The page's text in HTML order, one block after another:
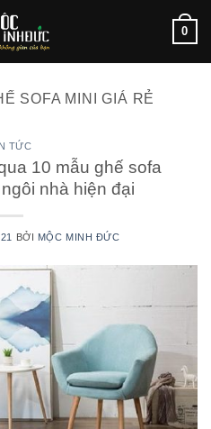
0
SOFA MINI GIÁ RẺ
TỨC
10 mẫu ghế sofa
nhà hiện đại
BỞI MỘC MINH ĐỨC